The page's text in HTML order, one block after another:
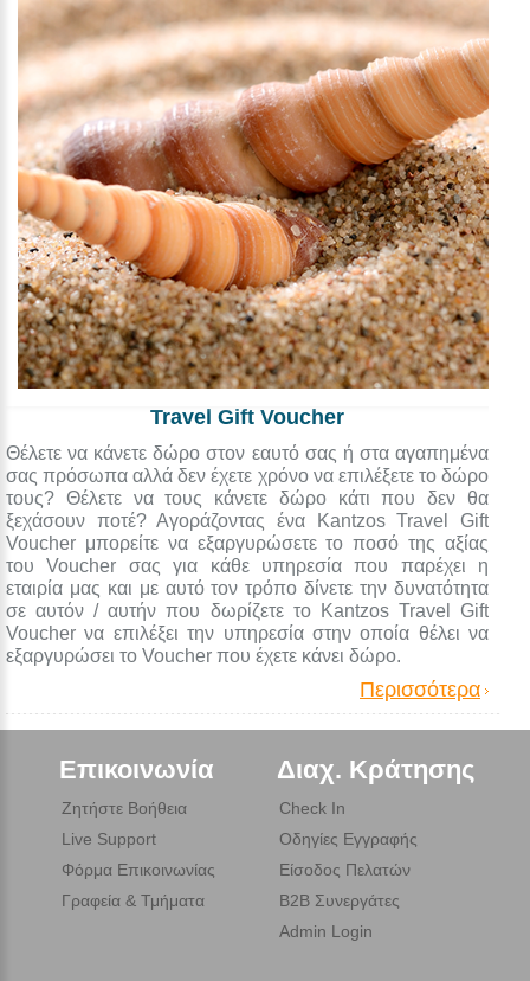
Travel Gift Voucher
Θέλετε να κάνετε δώρο στον εαυτό σας ή στα αγαπημένα
σας πρόσωπα αλλά δεν έχετε χρόνο να επιλέξετε το δώρο
τους? Θέλετε να τους κάνετε δώρο κάτι που δεν θα
ξεχάσουν ποτέ? Αγοράζοντας ένα Kantzos Travel Gift
Voucher μπορείτε να εξαργυρώσετε το ποσό της αξίας
του Voucher σας για κάθε υπηρεσία που παρέχει η
εταιρία μας και με αυτό τον τρόπο δίνετε την δυνατότητα
σε αυτόν / αυτήν που δωρίζετε το Kantzos Travel Gift
Voucher να επιλέξει την υπηρεσία στην οποία θέλει να
εξαργυρώσει το Voucher που έχετε κάνει δώρο.
Περισσότερα
Επικοινωνία
Ζητήστε Βοήθεια
Live Support
Φόρμα Επικοινωνίας
Γραφεία & Τμήματα
Διαχ. Κράτησης
Check In
Οδηγίες Εγγραφής
Είσοδος Πελατών
B2B Συνεργάτες
Admin Login